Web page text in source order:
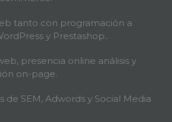
tanto con programación a
y Prestashop..
presencia online análisis y
on-page.
de SEM, Adwords y Social Media